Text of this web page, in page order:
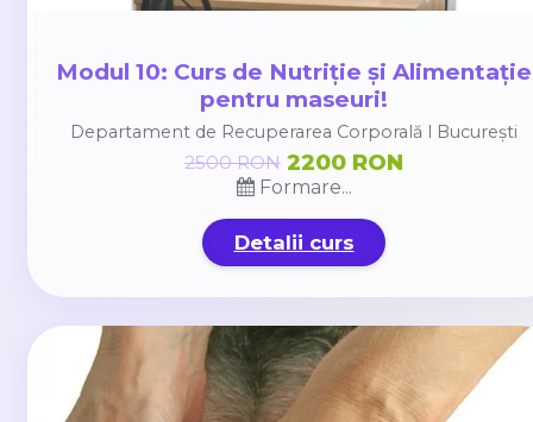
Modul 10: Curs de Nutriție și Alimentație
pentru maseuri!
Departament de Recuperarea Corporală l București
Formare...
2500 RON 2200 RON
Detalii curs